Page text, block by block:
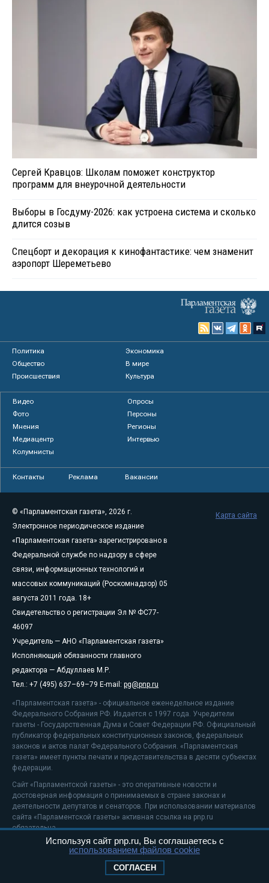
Сергей Кравцов: Школам поможет конструктор
программ для внеурочной деятельности
Выборы в Госдуму-2026: как устроена система и сколько
длится созыв
Спецборт и декорация к кинофантастике: чем знаменит
аэропорт Шереметьево
Политика
Экономика
Общество
В мире
Происшествия
Культура
Видео
Опросы
Фото
Персоны
Мнения
Регионы
Медиацентр
Интервью
Колумнисты
Контакты Реклама Вакансии
© «Парламентская газета», 2026 г.
Электронное периодическое издание
«Парламентская газета» зарегистрировано в
Федеральной службе по надзору в сфере
связи, информационных технологий и
массовых коммуникаций (Роскомнадзор) 05
августа 2011 года. 18+
Свидетельство о регистрации Эл № ФС77-
46097
Учредитель — АНО «Парламентская газета»
Исполняющий обязанности главного
редактора — Абдуллаев М.Р.
Тел.: +7 (495) 637–69–79 E-mail: pg@pnp.ru
«Парламентская газета» - официальное еженедельное издание
Федерального Собрания РФ. Издается с 1997 года. Учредители
газеты - Государственная Дума и Совет Федерации РФ. Официальный
публикатор федеральных конституционных законов, федеральных
законов и актов палат Федерального Собрания. «Парламентская
газета» имеет пункты печати и представительства в десяти субъектах
федерации.
Сайт «Парламентской газеты» - это оперативные новости и
достоверная информация о принимаемых в стране законах и
деятельности депутатов и сенаторов. При использовании материалов
сайта «Парламентской газеты» активная ссылка на pnp.ru
обязательна.
На информационном ресурсе применяютсярекомендательные
Положение о защите персональных данных
Карта сайта
Используя сайт pnp.ru, Вы соглашаетесь с
использованием файлов cookie
СОГЛАСЕН